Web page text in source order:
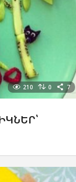
210 0 7